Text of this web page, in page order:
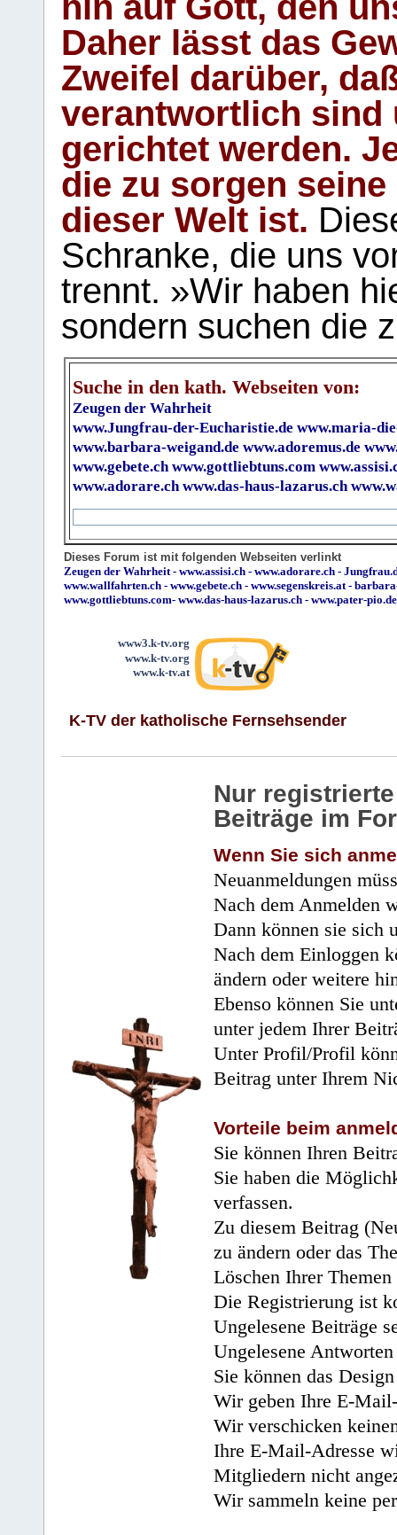
Daher lässt das
Zweifel darüber,
verantwortlich sind
gerichtet werden.
die zu sorgen
dieser Welt ist.
Schranke, die uns
trennt. »Wir haben
sondern suchen die
Suche in den kath. Webseiten von:
Zeugen der Wahrheit
www.Jungfrau-der-Eucharistie.de www.maria-
www.barbara-weigand.de www.adoremus.de
www.gebete.ch www.gottliebtuns.com
www.adorare.ch www.das-haus-lazarus.ch
Dieses Forum ist mit folgenden Webseiten verlinkt
Zeugen der Wahrheit- www.assisi.ch - www.adorare.ch -
www.wallfahrten.ch - www.gebete.ch - www.segenskreis.at-
www.gottliebtuns.com- www.das-haus-lazarus.ch - www.pater-pio.de
www3.k-tv.org
www.k-tv.org
www.k-tv.at
K-TV der katholische Fernsehsender
Nur
Beiträge im
Wenn Sie sich
Neuanmeldungen
Nach dem Anmelden
Dann können sie sich
Nach dem Einloggen
ändern oder weitere
Ebenso können Sie
unter jedem Ihrer
Unter Profil/Profil
Beitrag unter Ihrem
Vorteile beim
Sie können Ihren
Sie haben die
verfassen.
Zu diesem Beitrag
zu ändern oder das
Löschen Ihrer
Die Registrierung ist
Ungelesene Beiträge
Ungelesene
Sie können das
Wir geben Ihre E-
Wir verschicken
Ihre E-Mail-Adresse
Mitgliedern nicht
Wir sammeln keine